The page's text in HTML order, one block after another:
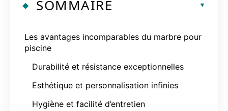
SOMMAIRE
Les avantages incomparables du marbre pour
piscine
Durabilité et résistance exceptionnelles
Esthétique et personnalisation infinies
Hygiène et facilité d’entretien